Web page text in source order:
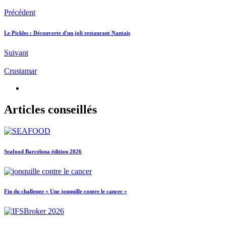
Précédent
Le Pickles : Découverte d'un joli restaurant Nantais
Suivant
Crustamar
Articles conseillés
Seafood Barcelona édition 2026
Fin du challenge « Une jonquille contre le cancer »